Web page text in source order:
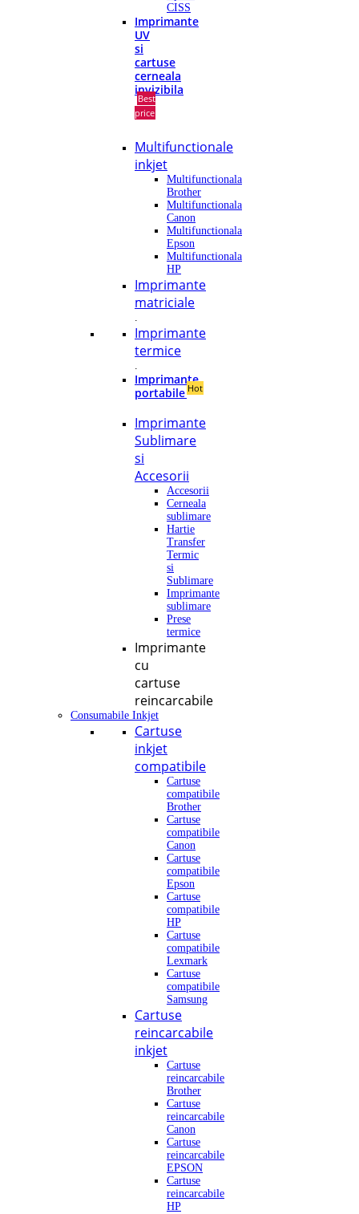
CISS
Imprimante
UV
si
cartuse
cerneala
invizibila
Best
price
Multifunctionale
inkjet
Multifunctionala
Brother
Multifunctionala
Canon
Multifunctionala
Epson
Multifunctionala
HP
Imprimante
matriciale
.
Imprimante
termice
.
Imprimante
portabile Hot
Imprimante
Sublimare
si
Accesorii
Accesorii
Cerneala
sublimare
Hartie
Transfer
Termic
si
Sublimare
Imprimante
sublimare
Prese
termice
Imprimante
cu
cartuse
reincarcabile
Consumabile Inkjet
Cartuse
inkjet
compatibile
Cartuse
compatibile
Brother
Cartuse
compatibile
Canon
Cartuse
compatibile
Epson
Cartuse
compatibile
HP
Cartuse
compatibile
Lexmark
Cartuse
compatibile
Samsung
Cartuse
reincarcabile
inkjet
Cartuse
reincarcabile
Brother
Cartuse
reincarcabile
Canon
Cartuse
reincarcabile
EPSON
Cartuse
reincarcabile
HP